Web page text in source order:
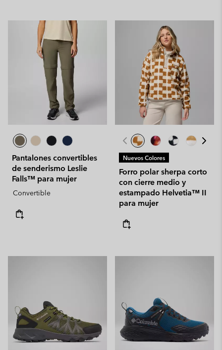
Pantalones convertibles
de senderismo Leslie
Falls™ para mujer
Convertible
Nuevos Colores
Forro polar sherpa corto
con cierre medio y
estampado Helvetia™ II
para mujer